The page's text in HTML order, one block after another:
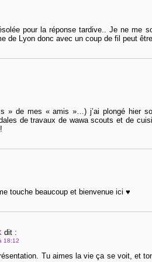
pour la réponse tardive.. Je ne me
de Lyon donc avec un coup de fil peut
» de mes « amis »…) j’ai plongé hier
de travaux de wawa scouts et de
touche beaucoup et bienvenue ici ♥
dit :
18:12
Tu aimes la vie ça se voit, et